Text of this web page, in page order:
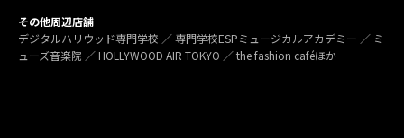
その他周辺店舗
デジタルハリウッド専門学校 ／ 専門学校ESPミュージカルアカデミー ／ ミ
ューズ音楽院 ／ HOLLYWOOD AIR TOKYO ／ the fashion caféほか